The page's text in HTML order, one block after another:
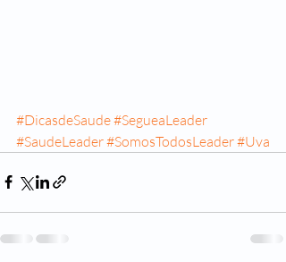
#DicasdeSaude#SegueaLeader
#SaudeLeader#SomosTodosLeader#Uva